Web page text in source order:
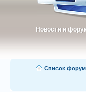
Новости и
Новости и
Список